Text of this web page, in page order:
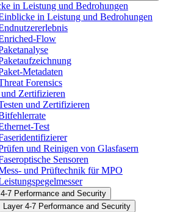
in Leistung und Bedrohungen
in Leistung und Bedrohungen
Flow
Metadaten
Forensics
und Zertifizieren
und Zertifizieren
Test
und Reinigen von Glasfasern
Sensoren
und Prüftechnik für MPO
7 Performance and Security
Layer 4-7 Performance and Security